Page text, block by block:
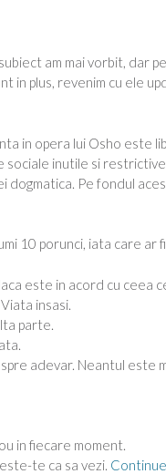
am mai vorbit, dar
in plus, revenim cu ele
in opera lui Osho este
inutile si
Pe fondul
10 porunci, iata care ar
este in acord cu ceea
insasi.
parte.
adevar. Neantul este
in fiecare moment.
te ca sa vezi.